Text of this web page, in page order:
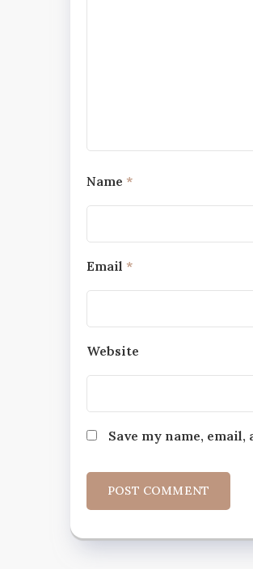
Name *
Email *
Website
Save my name,